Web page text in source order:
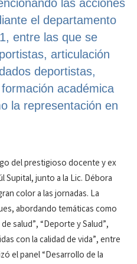
las acciones
el departamento
entre las que se
articulación
deportistas,
académica
la representación en
del prestigioso docente y ex
Supital, junto a la Lic. Débora
color a las jornadas. La
abordando temáticas como
salud”, “Deporte y Salud”,
con la calidad de vida”, entre
el panel “Desarrollo de la